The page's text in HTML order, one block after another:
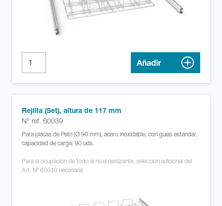
Añadir
Rejilla (Set), altura de 117 mm
N° ref. 60039
Para placas de Petri (Ø 90 mm), acero inoxidable, con guías estándar,
capacidad de carga: 90 uds.
Para la ocupación de todo el nivel deslizante, selección adicional del
Art. Nº 60040 necesaria